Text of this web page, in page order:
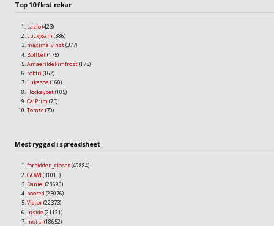
Top 10 flest rekar
Lazlo(423)
LuckySam (386)
maximalvinst(377)
Bollbet(175)
AmaerildeRimfrost(173)
robfri (162)
Lukasoe (160)
Hockeybet(105)
CalPrim (75)
Tomte (70)
Mest ryggad i spreadsheet
forbidden_closet(49884)
GOWI (31015)
Daniel (28696)
boored (23076)
Victor(22373)
Inside (21121)
motsi (18652)